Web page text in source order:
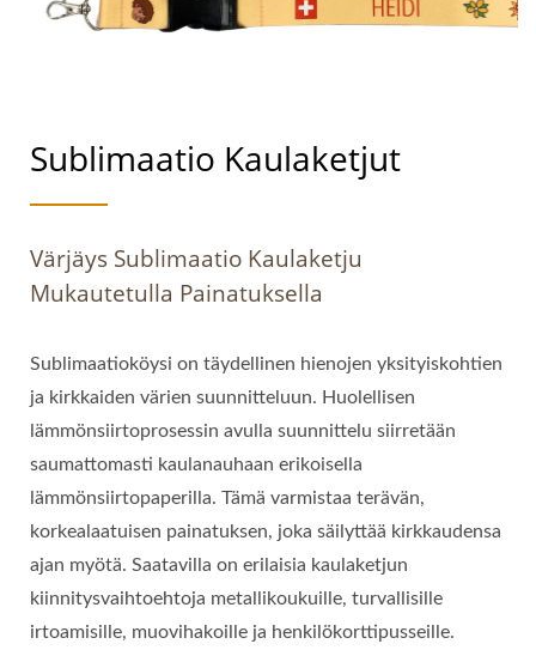
Sublimaatio Kaulaketjut
Värjäys Sublimaatio Kaulaketju
Mukautetulla Painatuksella
Sublimaatioköysi on täydellinen hienojen yksityiskohtien
ja kirkkaiden värien suunnitteluun. Huolellisen
lämmönsiirtoprosessin avulla suunnittelu siirretään
saumattomasti kaulanauhaan erikoisella
lämmönsiirtopaperilla. Tämä varmistaa terävän,
korkealaatuisen painatuksen, joka säilyttää kirkkaudensa
ajan myötä. Saatavilla on erilaisia kaulaketjun
kiinnitysvaihtoehtoja metallikoukuille, turvallisille
irtoamisille, muovihakoille ja henkilökorttipusseille.